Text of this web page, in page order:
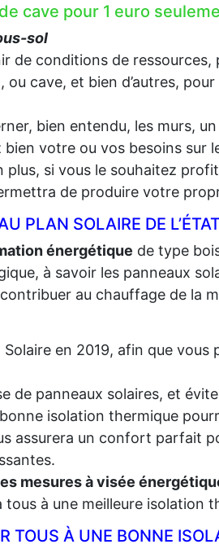
cave pour 1 euro
sol
de conditions de ressources,
ou cave, et bien d’autres,
bien entendu, les murs,
votre ou vos besoins sur
plus, si vous le souhaitez
de produire votre
PLAN SOLAIRE DE
énergétique de type
à savoir les panneaux
au chauffage de la
Solaire en 2019, afin que
de panneaux solaires, et
isolation thermique
assurera un confort parfait
mesures à visée
tous à une meilleure isolation
TOUS À UNE BONNE